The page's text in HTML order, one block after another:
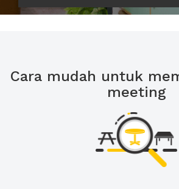
Cara mudah untuk
meeting